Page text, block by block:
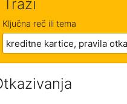
Traži
Ključna reč ili tema